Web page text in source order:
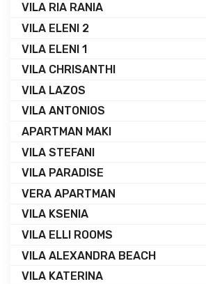
VILA RIA RANIA
VILA ELENI 2
VILA ELENI 1
VILA CHRISANTHI
VILA LAZOS
VILA ANTONIOS
APARTMAN MAKI
VILA STEFANI
VILA PARADISE
VERA APARTMAN
VILA KSENIA
VILA ELLI ROOMS
VILA ALEXANDRA BEACH
VILA KATERINA